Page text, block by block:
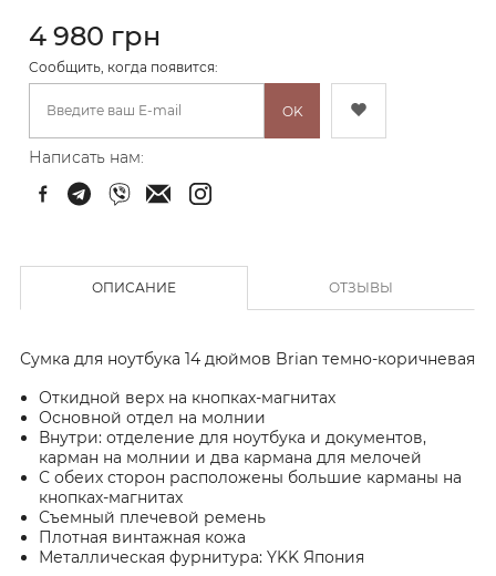
4 980 грн
Cообщить, когда появится:
OK
Написать нам:
ОПИСАНИЕ ОТЗЫВЫ
Сумка для ноутбука 14 дюймов Brian темно-коричневая
Откидной верх на кнопках-магнитах
Основной отдел на молнии
Внутри: отделение для ноутбука и документов,
карман на молнии и два кармана для мелочей
С обеих сторон расположены большие карманы на
кнопках-магнитах
Съемный плечевой ремень
Плотная винтажная кожа
Металлическая фурнитура: YKK Япония